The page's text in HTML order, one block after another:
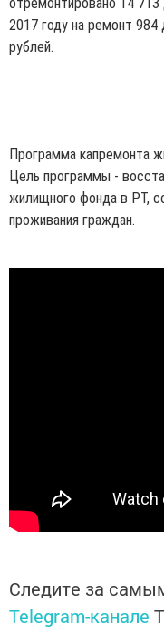
2017 году на ремонт
рублей.
Программа капремонта
Цель программы -
жилищного фонда в РТ,
проживания граждан.
Следите за
Telegram-канале